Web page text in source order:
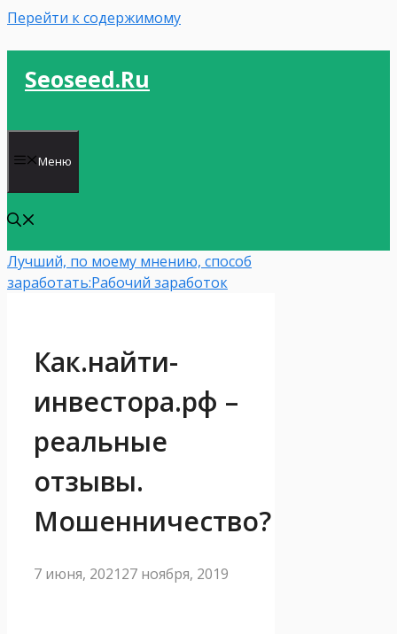
Перейти к содержимому
Seoseed.ru
Меню
Лучший, по моему мнению, способ
заработать:Рабочий заработок
Как.найти-
инвестора.рф –
реальные
отзывы.
Мошенничество?
7 июня, 202127 ноября, 2019